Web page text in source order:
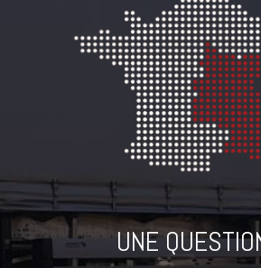
UNE